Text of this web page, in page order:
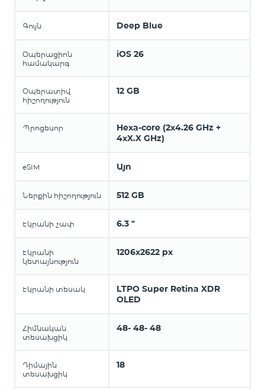
Գույն Deep Blue
Օպերացիոն
համակարգ
iOS 26
Օպերատիվ
հիշողություն
12 GB
Պրոցեսոր
Hexa-core (2x4.26 GHz +
4xX.X GHz)
eSIM Այո
Ներքին հիշողություն 512 GB
Էկրանի չափ 6.3 "
Էկրանի
կետայնություն
1206x2622 px
Էկրանի տեսակ
LTPO Super Retina XDR
OLED
Հիմնական
տեսախցիկ
48- 48- 48
Դիմային
տեսախցիկ
18